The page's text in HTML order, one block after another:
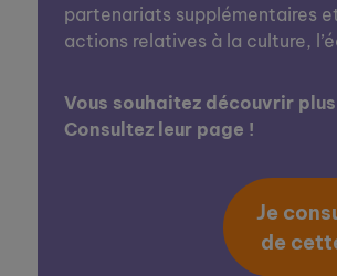
partenariats supplémentaires
actions relatives à la culture,
Vous souhaitez découvrir
Consultez leur page !
Je
de